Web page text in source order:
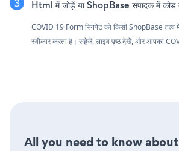
Html में जोड़ें या ShopBase संपादक में कोड
COVID 19 Form स्निपेट को किसी ShopBase तत्व
स्वीकार करता है। सहेजें, लाइव पृष्ठ देखें, और आपका
All you need to know